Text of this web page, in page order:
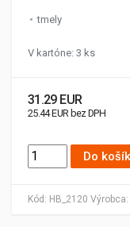
Kód: HB_2120 Výrobca:
tmely
V kartóne: 3 ks
31.29 EUR
25.44 EUR bez DPH
Do